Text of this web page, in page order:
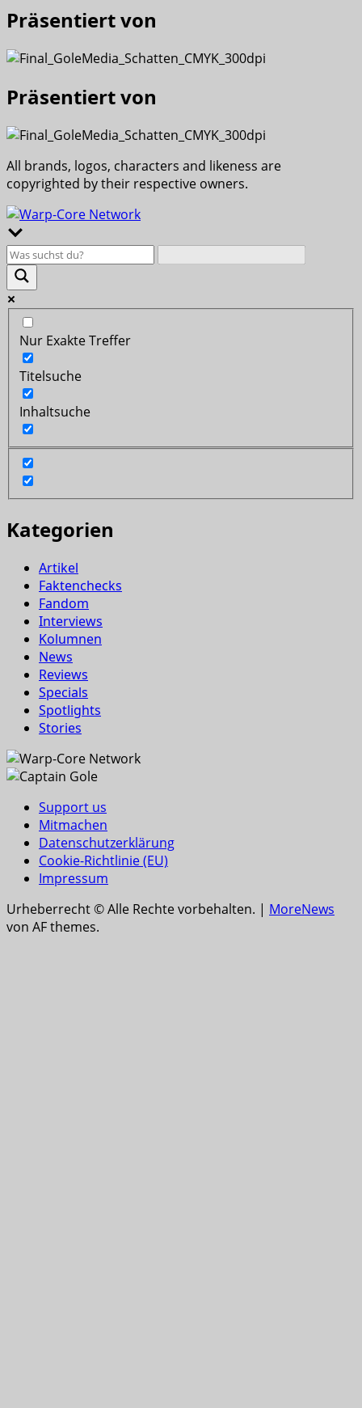
Präsentiert von
Präsentiert von
All brands, logos, characters and likeness are
copyrighted by their respective owners.
Nur Exakte Treffer
Titelsuche
Inhaltsuche
Kategorien
Artikel
Faktenchecks
Fandom
Interviews
Kolumnen
News
Reviews
Specials
Spotlights
Stories
Support us
Mitmachen
Datenschutzerklärung
Cookie-Richtlinie (EU)
Impressum
Urheberrecht © Alle Rechte vorbehalten. | MoreNews
von AF themes.